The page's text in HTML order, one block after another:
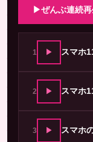
▶ぜんぶ連続
1 ▶ スマホ
2 ▶ スマホ
3 ▶ スマホ